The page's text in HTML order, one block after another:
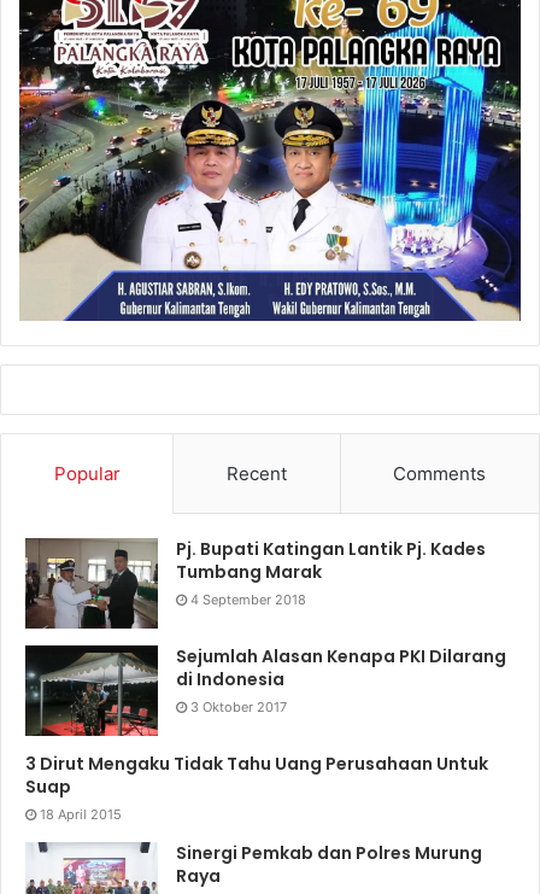
Popular Recent Comments
Pj. Bupati Katingan Lantik Pj. Kades
Tumbang Marak
4 September 2018
Sejumlah Alasan Kenapa PKI Dilarang
di Indonesia
3 Oktober 2017
3 Dirut Mengaku Tidak Tahu Uang Perusahaan Untuk
Suap
18 April 2015
Sinergi Pemkab dan Polres Murung
Raya